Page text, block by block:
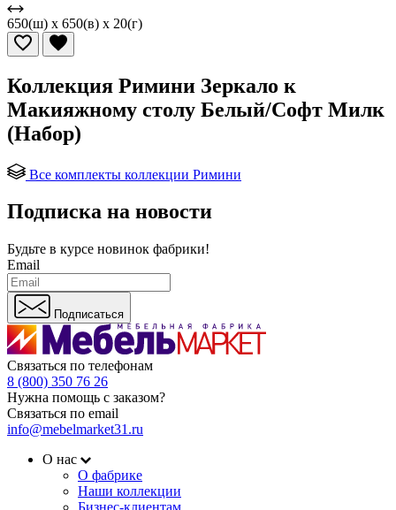
650(ш) x 650(в) x 20(г)
Коллекция Римини Зеркало к
Макияжному столу Белый/Софт Милк
(Набор)
Все комплекты коллекции Римини
Подписка на новости
Будьте в курсе новинок фабрики!
Email
Подписаться
Связаться по телефонам
8 (800) 350 76 26
Нужна помощь с заказом?
Связаться по email
info@mebelmarket31.ru
О нас
О фабрике
Наши коллекции